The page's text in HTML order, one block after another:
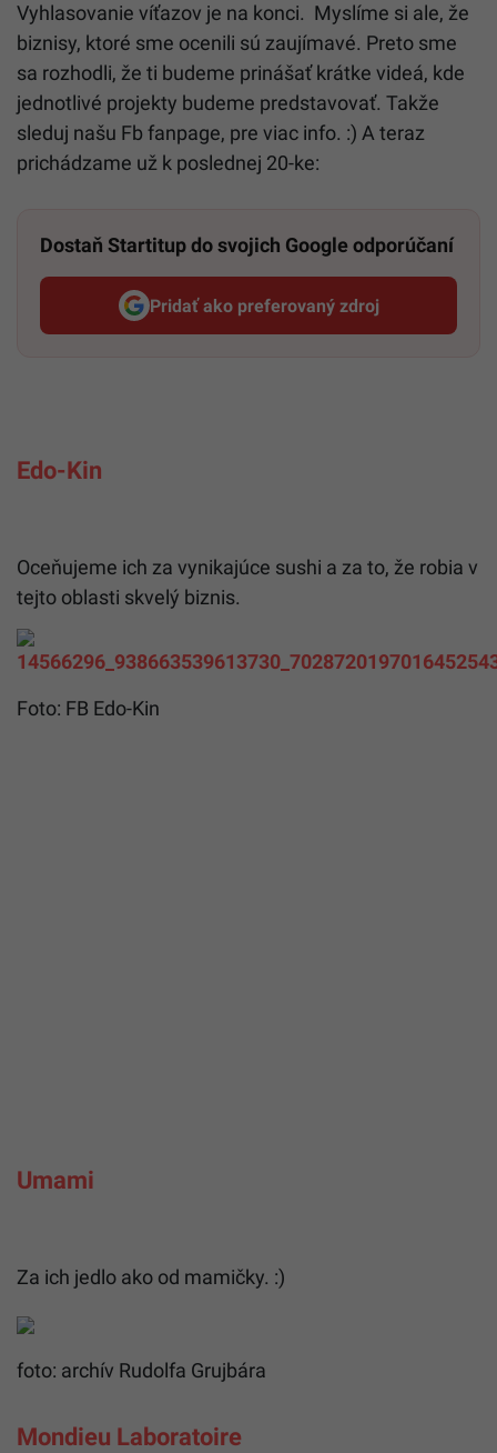
Vyhlasovanie víťazov je na konci. Myslíme si ale, že
biznisy, ktoré sme ocenili sú zaujímavé. Preto sme
sa rozhodli, že ti budeme prinášať krátke videá, kde
jednotlivé projekty budeme predstavovať. Takže
sleduj našu Fb fanpage, pre viac info. :) A teraz
prichádzame už k poslednej 20-ke:
Dostaň Startitup do svojich Google odporúčaní
Pridať ako preferovaný zdroj
Startitup, odkaz sa otvorí v
Edo-Kin
Oceňujeme ich za vynikajúce sushi a za to, že robia v
tejto oblasti skvelý biznis.
Foto: FB Edo-Kin
Umami
Za ich jedlo ako od mamičky. :)
foto: archív Rudolfa Gruj­bára
Mondieu Laboratoire